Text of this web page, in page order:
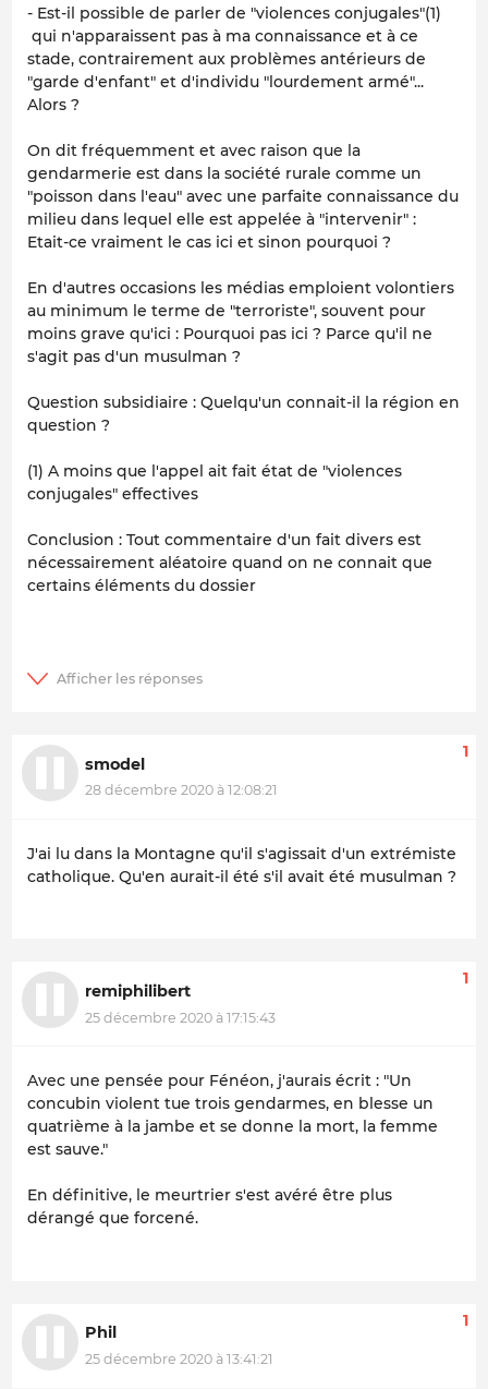
- Est-il possible de parler de "violences conjugales"(1)
qui n'apparaissent pas à ma connaissance et à ce
stade, contrairement aux problèmes antérieurs de
"garde d'enfant" et d'individu "lourdement armé"...
Alors ?
On dit fréquemment et avec raison que la
gendarmerie est dans la société rurale comme un
"poisson dans l'eau" avec une parfaite connaissance du
milieu dans lequel elle est appelée à "intervenir" :
Etait-ce vraiment le cas ici et sinon pourquoi ?
En d'autres occasions les médias emploient volontiers
au minimum le terme de "terroriste", souvent pour
moins grave qu'ici : Pourquoi pas ici ? Parce qu'il ne
s'agit pas d'un musulman ?
Question subsidiaire : Quelqu'un connait-il la région en
question ?
(1) A moins que l'appel ait fait état de "violences
conjugales" effectives
Conclusion : Tout commentaire d'un fait divers est
nécessairement aléatoire quand on ne connait que
certains éléments du dossier
smodel
28 décembre 2020 à 12:08:21
1
J'ai lu dans la Montagne qu'il s'agissait d'un extrémiste
catholique. Qu'en aurait-il été s'il avait été musulman ?
remiphilibert
25 décembre 2020 à 17:15:43
1
Avec une pensée pour Fénéon, j'aurais écrit : "Un
concubin violent tue trois gendarmes, en blesse un
quatrième à la jambe et se donne la mort, la femme
est sauve."
En définitive, le meurtrier s'est avéré être plus
dérangé que forcené.
Phil
25 décembre 2020 à 13:41:21
1